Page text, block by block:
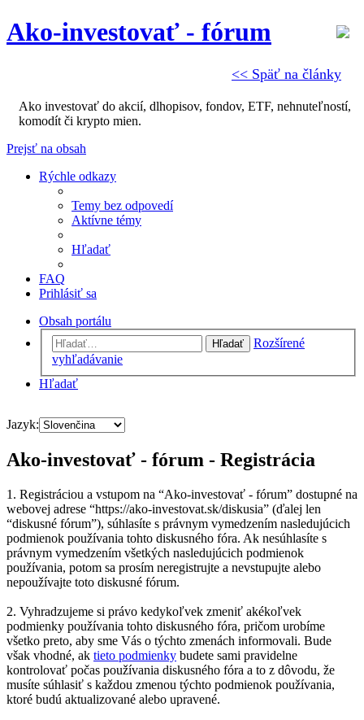
<< Späť na články
Ako-investovať - fórum
Ako investovať do akcií, dlhopisov, fondov, ETF, nehnuteľností,
komodít či krypto mien.
Prejsť na obsah
Rýchle odkazy
Temy bez odpovedí
Aktívne témy
Hľadať
FAQ
Prihlásiť sa
Obsah portálu
Hľadať
Rozšírené
vyhľadávanie
Hľadať
Jazyk:
Ako-investovať - fórum - Registrácia
1. Registráciou a vstupom na “Ako-investovať - fórum” dostupné na
webovej adrese “https://ako-investovat.sk/diskusia” (ďalej len
“diskusné fórum”), súhlasíte s právnym vymedzením nasledujúcich
podmienok používania tohto diskusného fóra. Ak nesúhlasíte s
právnym vymedzením všetkých nasledujúcich podmienok
používania, potom sa prosím neregistrujte a nevstupujte alebo
nepoužívajte toto diskusné fórum.
2. Vyhradzujeme si právo kedykoľvek zmeniť akékoľvek
podmienky používania tohto diskusného fóra, pričom urobíme
všetko preto, aby sme Vás o týchto zmenách informovali. Bude
však vhodné, ak tieto podmienky budete sami pravidelne
kontrolovať počas používania diskusného fóra a to z dôvodu, že
musíte súhlasiť s každou zmenou týchto podmienok používania,
ktoré budú aktualizované alebo upravené.